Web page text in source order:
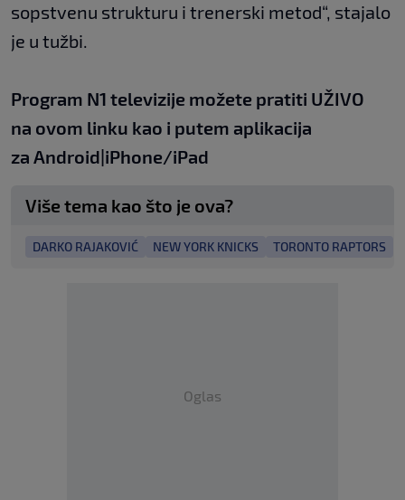
sopstvenu strukturu i trenerski metod“, stajalo
je u tužbi.
Program N1 televizije možete pratiti UŽIVO
na ovom linku kao i putem aplikacija
za Android|iPhone/iPad
Više tema kao što je ova?
DARKO RAJAKOVIĆ NEW YORK KNICKS TORONTO RAPTORS
Oglas